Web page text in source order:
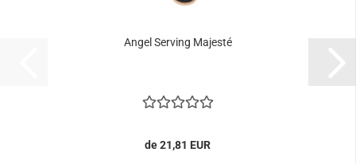
Angel Serving Majesté
de 21,81 EUR